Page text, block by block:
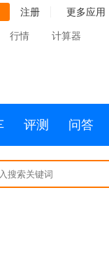
注册 更多应用
行情 计算器
评测 问答